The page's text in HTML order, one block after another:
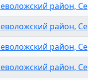
район,
район,
район,
район,